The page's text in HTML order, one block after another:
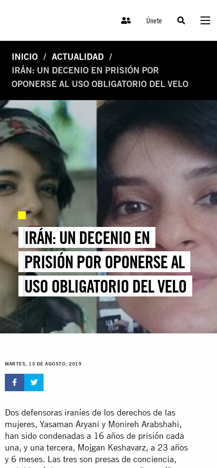
Únete
INICIO
ACTUALIDAD
IRÁN: UN DECENIO EN PRISIÓN POR
OPONERSE AL USO OBLIGATORIO DEL VELO
IRÁN: UN DECENIO EN
PRISIÓN POR OPONERSE AL
USO OBLIGATORIO DEL VELO
MARTES, 13 DE AGOSTO, 2019
Dos defensoras iraníes de los derechos de las
mujeres, Yasaman Aryani y Monireh Arabshahi,
han sido condenadas a 16 años de prisión cada
una, y una tercera, Mojgan Keshavarz, a 23 años
y 6 meses. Las tres son presas de conciencia,